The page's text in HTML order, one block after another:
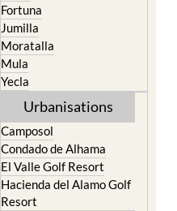
Fortuna
Jumilla
Moratalla
Mula
Yecla
Urbanisations
Camposol
Condado de Alhama
El Valle Golf Resort
Hacienda del Alamo Golf
Resort